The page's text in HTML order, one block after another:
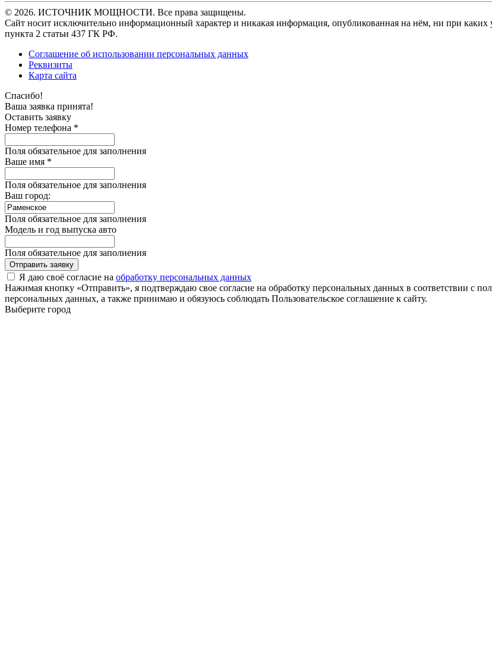
© 2026. ИСТОЧНИК МОЩНОСТИ. Все права защищены.
Сайт носит исключительно информационный характер и никакая информация, опубликованная на нём, ни при
пункта 2 статьи 437 ГК РФ.
Соглашение об использовании персональных данных
Реквизиты
Карта сайта
Спасибо!
Ваша заявка принята!
Оставить заявку
Номер телефона *
Поля обязательное для заполнения
Ваше имя *
Поля обязательное для заполнения
Ваш город:
Поля обязательное для заполнения
Модель и год выпуска авто
Поля обязательное для заполнения
Отправить заявку
Я даю своё согласие на обработку персональных данных
Нажимая кнопку «Отправить», я подтверждаю свое согласие на обработку персональных данных в соответствии
персональных данных, а также принимаю и обязуюсь соблюдать Пользовательское соглашение к сайту.
Выберите город